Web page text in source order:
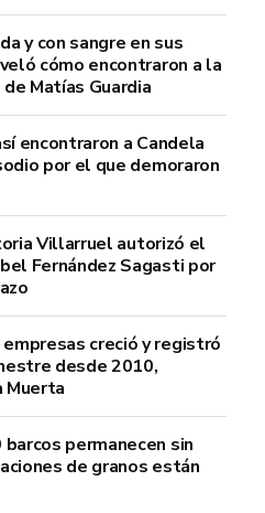
y con sangre en sus
cómo encontraron a la
Matías Guardia
encontraron a Candela
por el que demoraron
Villarruel autorizó el
Fernández Sagasti por
creció y registró
desde 2010,
Muerta
permanecen sin
de granos están